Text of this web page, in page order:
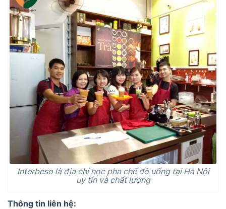
Interbeso là địa chỉ học pha chế đồ uống tại Hà Nội
uy tín và chất lượng
Thông tin liên hệ: